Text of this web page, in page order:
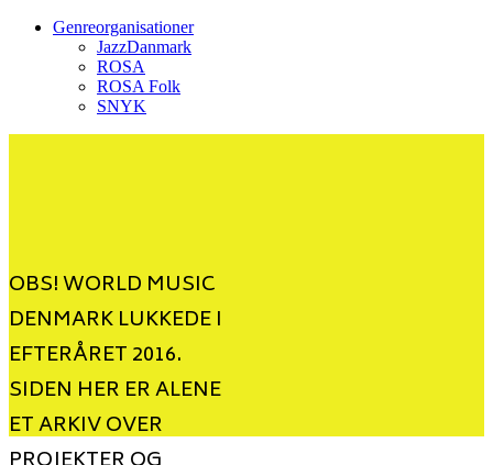
Genreorganisationer
JazzDanmark
ROSA
ROSA Folk
SNYK
OBS! WORLD MUSIC
DENMARK LUKKEDE I
EFTERÅRET 2016.
SIDEN HER ER ALENE
ET ARKIV OVER